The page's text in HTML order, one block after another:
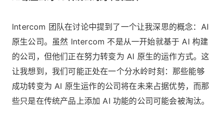
Intercom 团队在讨论中提到了一个让我深思的概念：AI
原生公司。虽然 Intercom 不是从一开始就基于 AI 构建
的公司，但他们正在努力转变为 AI 原生的运作方式。这
让我想到，我们可能正处在一个分水岭时刻：那些能够
成功转变为 AI 原生运作的公司将在未来占据优势，而那
些只是在传统产品上添加 AI 功能的公司可能会被淘汰。